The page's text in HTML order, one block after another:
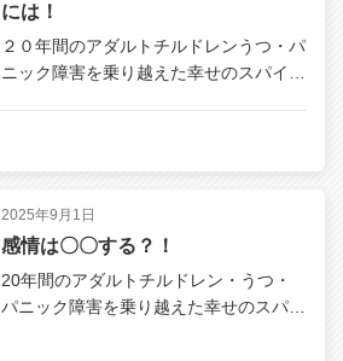
には！
２０年間のアダルトチルドレンうつ・パ
ニック障害を乗り越えた幸せのスパイ…
2025年9月1日
感情は〇〇する？！
20年間のアダルトチルドレン・うつ・
パニック障害を乗り越えた幸せのスパ…